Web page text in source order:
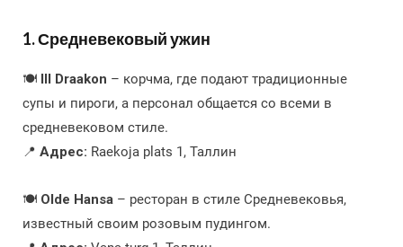
1. Средневековый ужин
🍽 III Draakon – корчма, где подают традиционные
супы и пироги, а персонал общается со всеми в
средневековом стиле.
📍 Адрес: Raekoja plats 1, Таллин
🍽 Olde Hansa – ресторан в стиле Средневековья,
известный своим розовым пудингом.